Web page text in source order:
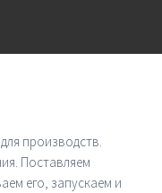
производств.
Поставляем
его, запускаем и